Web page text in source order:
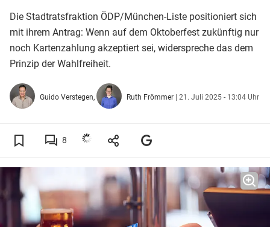
Die Stadtratsfraktion ÖDP/München-Liste positioniert sich
mit ihrem Antrag: Wenn auf dem Oktoberfest zukünftig nur
noch Kartenzahlung akzeptiert sei, widerspreche das dem
Prinzip der Wahlfreiheit.
Guido Verstegen, Ruth Frömmer | 21. Juli 2025 - 13:04 Uhr
8